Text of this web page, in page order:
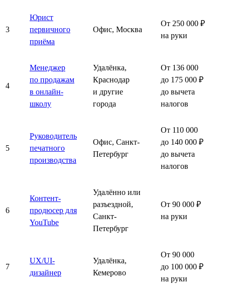
3
Юрист
первичного
приёма
Офис, Москва
От 250 000 ₽
на руки
4
Менеджер
по продажам
в онлайн-
школу
Удалёнка,
Краснодар
и другие
города
От 136 000
до 175 000 ₽
до вычета
налогов
5
Руководитель
печатного
производства
Офис, Санкт-
Петербург
От 110 000
до 140 000 ₽
до вычета
налогов
6
Контент-
продюсер для
YouTube
Удалённо или
разъездной,
Санкт-
Петербург
От 90 000 ₽
на руки
7
UX/UI-
дизайнер
Удалёнка,
Кемерово
От 90 000
до 100 000 ₽
на руки